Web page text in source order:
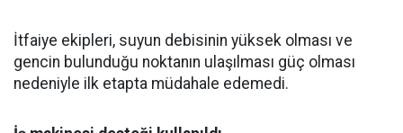
İtfaiye ekipleri, suyun debisinin yüksek olması ve
gencin bulunduğu noktanın ulaşılması güç olması
nedeniyle ilk etapta müdahale edemedi.